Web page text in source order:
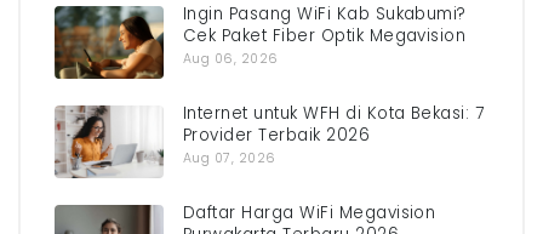
Ingin Pasang WiFi Kab Sukabumi?
Cek Paket Fiber Optik Megavision
Aug 06, 2026
Internet untuk WFH di Kota Bekasi: 7
Provider Terbaik 2026
Aug 07, 2026
Daftar Harga WiFi Megavision